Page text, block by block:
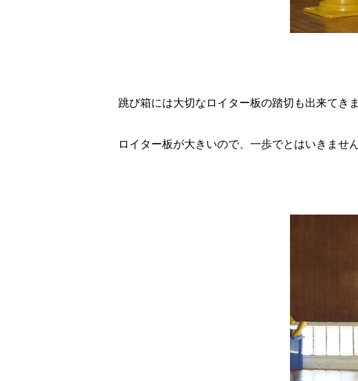
跳び箱には大切なロイター板の踏切も出来てき
ロイター板が大きいので、一歩でとはいきませ